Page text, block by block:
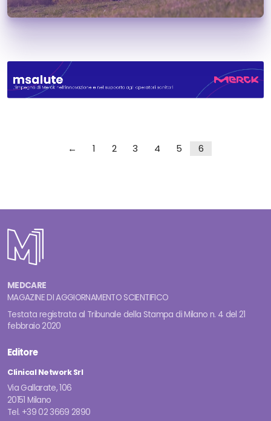
← 1 2 3 4 5 6
MEDCARE
MAGAZINE DI AGGIORNAMENTO SCIENTIFICO
Testata registrata al Tribunale della Stampa di Milano n. 4 del 21
febbraio 2020
Editore
Clinical Network Srl
Via Gallarate, 106
20151 Milano
Tel. +39 02 3669 2890